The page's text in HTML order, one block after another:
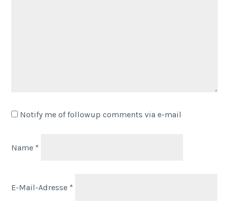
Notify me of followup comments via e-mail
Name *
E-Mail-Adresse *